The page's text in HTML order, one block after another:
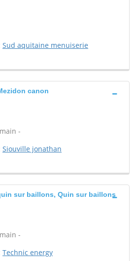
Sud aquitaine menuiserie
canon
-
Siouville jonathan
sur baillons, Quin sur baillons
-
Technic energy